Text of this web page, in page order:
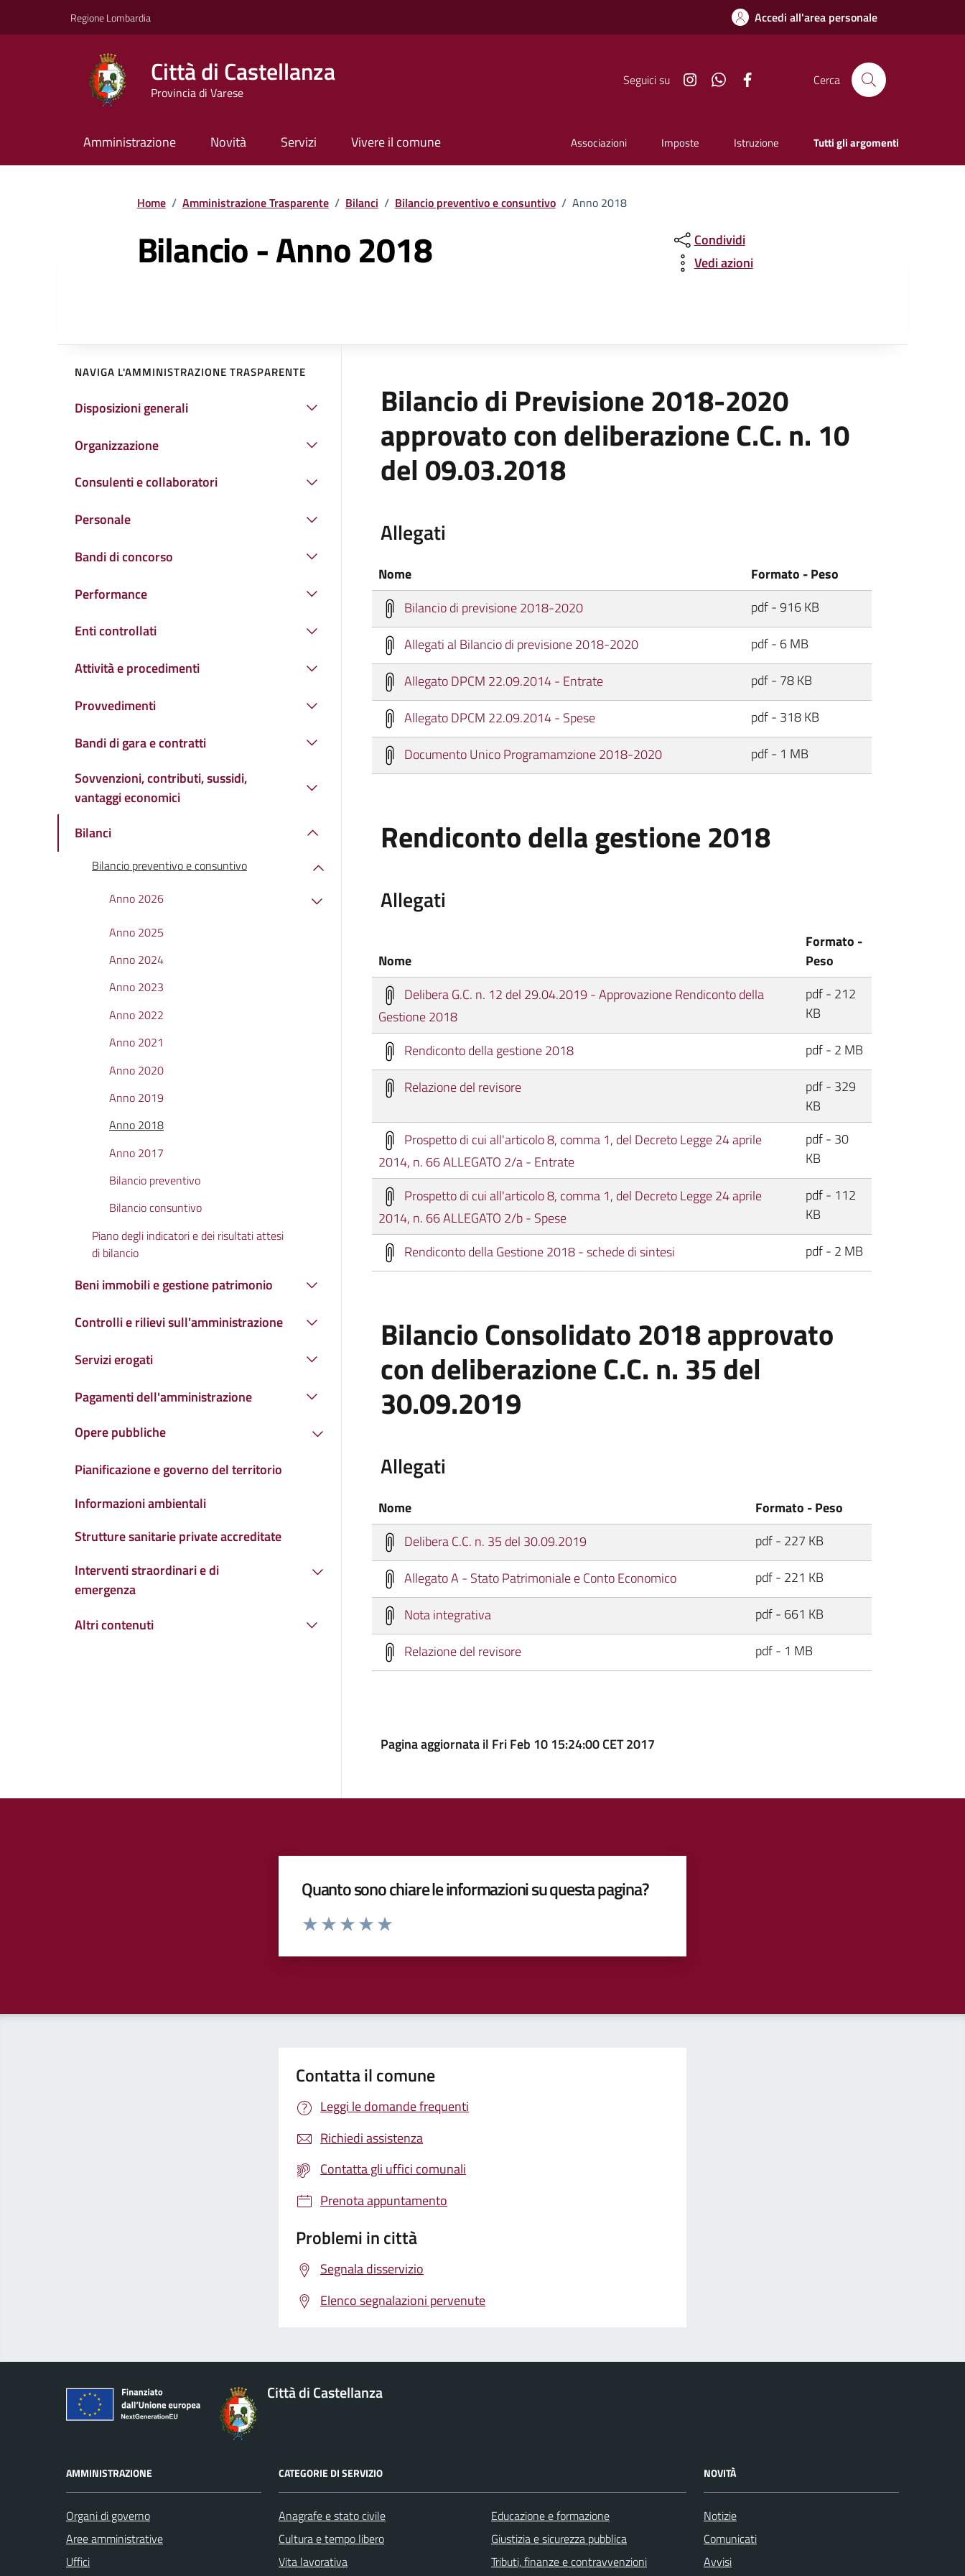
Regione Lombardia Accedi all'area personale
Città di Castellanza
Provincia di Varese
Seguici su InstagramWhatsapp Cerca
Amministrazione Novità Servizi Vivere il comune Associazioni Imposte Istruzione Tutti gli argomenti
Home / Amministrazione Trasparente / Bilanci / Bilancio preventivo e consuntivo / Anno 2018
Bilancio - Anno 2018
Condividi
Vedi azioni
NAVIGA L'AMMINISTRAZIONE TRASPARENTE
Disposizioni generali
Organizzazione
Consulenti e collaboratori
Personale
Bandi di concorso
Performance
Enti controllati
Attività e procedimenti
Provvedimenti
Bandi di gara e contratti
Sovvenzioni, contributi, sussidi,
vantaggi economici
Bilanci
Bilancio preventivo e consuntivo
Anno 2026
Anno 2025
Anno 2024
Anno 2023
Anno 2022
Anno 2021
Anno 2020
Anno 2019
Anno 2018
Anno 2017
Bilancio preventivo
Bilancio consuntivo
Piano degli indicatori e dei risultati attesi
di bilancio
Beni immobili e gestione patrimonio
Controlli e rilievi sull'amministrazione
Servizi erogati
Pagamenti dell'amministrazione
Opere pubbliche
Pianificazione e governo del territorio
Informazioni ambientali
Strutture sanitarie private accreditate
Interventi straordinari e di
emergenza
Altri contenuti
Bilancio di Previsione 2018-2020
approvato con deliberazione C.C. n. 10
del 09.03.2018
Allegati
Nome
Formato - Peso
Bilancio di previsione 2018-2020
pdf - 916 KB
Allegati al Bilancio di previsione 2018-2020
pdf - 6 MB
Allegato DPCM 22.09.2014 - Entrate
pdf - 78 KB
Allegato DPCM 22.09.2014 - Spese
pdf - 318 KB
Documento Unico Programamzione 2018-2020
pdf - 1 MB
Rendiconto della gestione 2018
Allegati
Nome
Formato -
Peso
Delibera G.C. n. 12 del 29.04.2019 - Approvazione Rendiconto della
Gestione 2018
pdf - 212
KB
Rendiconto della gestione 2018
pdf - 2 MB
Relazione del revisore
pdf - 329
KB
Prospetto di cui all'articolo 8, comma 1, del Decreto Legge 24 aprile
2014, n. 66 ALLEGATO 2/a - Entrate
pdf - 30
KB
Prospetto di cui all'articolo 8, comma 1, del Decreto Legge 24 aprile
2014, n. 66 ALLEGATO 2/b - Spese
pdf - 112
KB
Rendiconto della Gestione 2018 - schede di sintesi
pdf - 2 MB
Bilancio Consolidato 2018 approvato
con deliberazione C.C. n. 35 del
30.09.2019
Allegati
Nome
Formato - Peso
Delibera C.C. n. 35 del 30.09.2019
pdf - 227 KB
Allegato A - Stato Patrimoniale e Conto Economico
pdf - 221 KB
Nota integrativa
pdf - 661 KB
Relazione del revisore
pdf - 1 MB
Pagina aggiornata il Fri Feb 10 15:24:00 CET 2017
Quanto sono chiare le informazioni su questa pagina?
Valuta da 1 a 5 stelle la pagina
Contatta il comune
Leggi le domande frequenti
Richiedi assistenza
Contatta gli uffici comunali
Prenota appuntamento
Problemi in città
Segnala disservizio
Elenco segnalazioni pervenute
Città di Castellanza
AMMINISTRAZIONE
Organi di governo
Aree amministrative
Uffici
CATEGORIE DI SERVIZIO
Anagrafe e stato civile
Cultura e tempo libero
Vita lavorativa
Educazione e formazione
Giustizia e sicurezza pubblica
Tributi, finanze e contravvenzioni
NOVITÀ
Notizie
Comunicati
Avvisi